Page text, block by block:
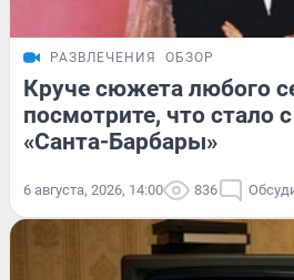
РАЗВЛЕЧЕНИЯ ОБЗОР
Круче сюжета любого
посмотрите, что стало
«Санта-Барбары»
6 августа, 2026, 14:00 836